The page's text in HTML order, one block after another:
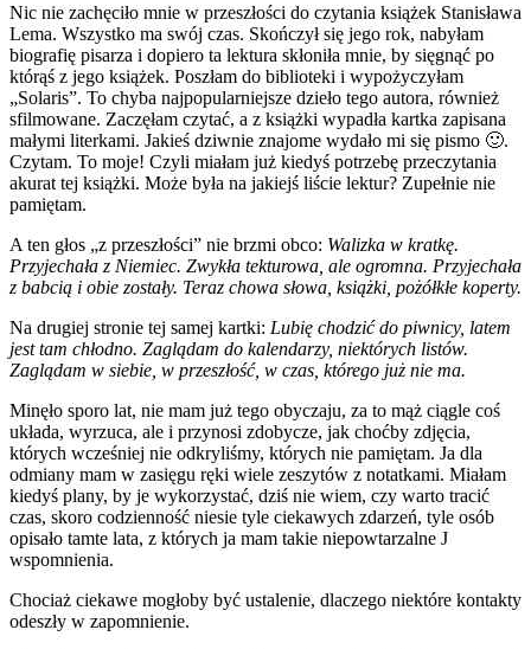
Nic nie zachęciło mnie w przeszłości do czytania książek Stanisława
Lema. Wszystko ma swój czas. Skończył się jego rok, nabyłam
biografię pisarza i dopiero ta lektura skłoniła mnie, by sięgnąć po
którąś z jego książek. Poszłam do biblioteki i wypożyczyłam
„Solaris”. To chyba najpopularniejsze dzieło tego autora, również
sfilmowane. Zaczęłam czytać, a z książki wypadła kartka zapisana
małymi literkami. Jakieś dziwnie znajome wydało mi się pismo 🙂.
Czytam. To moje! Czyli miałam już kiedyś potrzebę przeczytania
akurat tej książki. Może była na jakiejś liście lektur? Zupełnie nie
pamiętam.
A ten głos „z przeszłości” nie brzmi obco: Walizka w kratkę.
Przyjechała z Niemiec. Zwykła tekturowa, ale ogromna. Przyjechała
z babcią i obie zostały. Teraz chowa słowa, książki, pożółkłe koperty.
Na drugiej stronie tej samej kartki: Lubię chodzić do piwnicy, latem
jest tam chłodno. Zaglądam do kalendarzy, niektórych listów.
Zaglądam w siebie, w przeszłość, w czas, którego już nie ma.
Minęło sporo lat, nie mam już tego obyczaju, za to mąż ciągle coś
układa, wyrzuca, ale i przynosi zdobycze, jak choćby zdjęcia,
których wcześniej nie odkryliśmy, których nie pamiętam. Ja dla
odmiany mam w zasięgu ręki wiele zeszytów z notatkami. Miałam
kiedyś plany, by je wykorzystać, dziś nie wiem, czy warto tracić
czas, skoro codzienność niesie tyle ciekawych zdarzeń, tyle osób
opisało tamte lata, z których ja mam takie niepowtarzalne J
wspomnienia.
Chociaż ciekawe mogłoby być ustalenie, dlaczego niektóre kontakty
odeszły w zapomnienie.